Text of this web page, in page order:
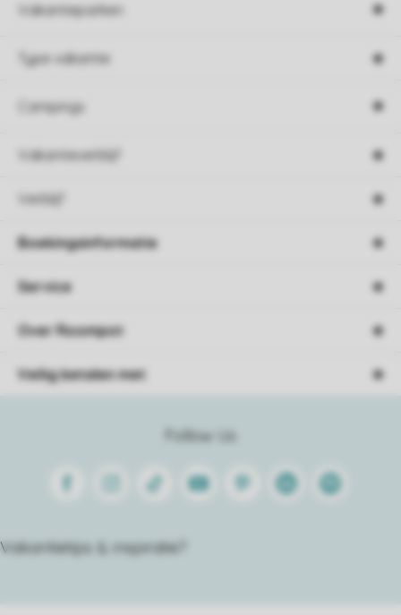
Vakantieparken
Type vakantie
Campings
Vakantieverblijf
Verblijf
Follow Us
FacebookInstagram
Tiktok Youtube PinterestLinkedinSpotify
Vakantietips & inspiratie?
Boekingsinformatie
Service
Over Roompot
Veilig betalen met